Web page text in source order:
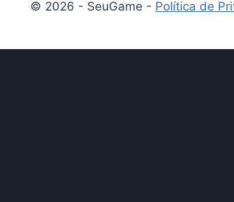
© 2026 - SeuGame - Política de